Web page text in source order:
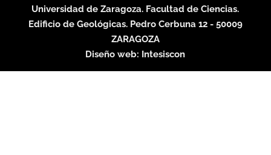
Universidad de Zaragoza. Facultad de Ciencias.
Edificio de Geológicas. Pedro Cerbuna 12 - 50009
ZARAGOZA
Diseño web: Intesiscon